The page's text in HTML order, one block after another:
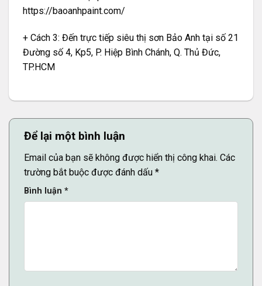
https://baoanhpaint.com/
+ Cách 3: Đến trực tiếp siêu thị sơn Bảo Anh tại số 21
Đường số 4, Kp5, P. Hiệp Bình Chánh, Q. Thủ Đức,
TP.HCM
Để lại một bình luận
Email của bạn sẽ không được hiển thị công khai. Các
trường bắt buộc được đánh dấu *
Bình luận *